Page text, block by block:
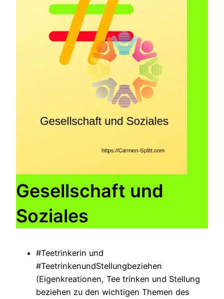
Gesellschaft und
Soziales
#Teetrinkerin und
#TeetrinkenundStellungbeziehen
(Eigenkreationen, Tee trinken und Stellung
beziehen zu den wichtigen Themen des